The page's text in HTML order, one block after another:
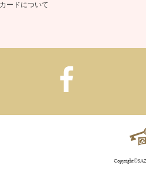
ードについて